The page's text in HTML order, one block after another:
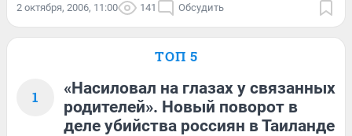
2 октября, 2006, 11:00 141 Обсудить
ТОП 5
1
«Насиловал на глазах у связанных
родителей». Новый поворот в
деле убийства россиян в Таиланде